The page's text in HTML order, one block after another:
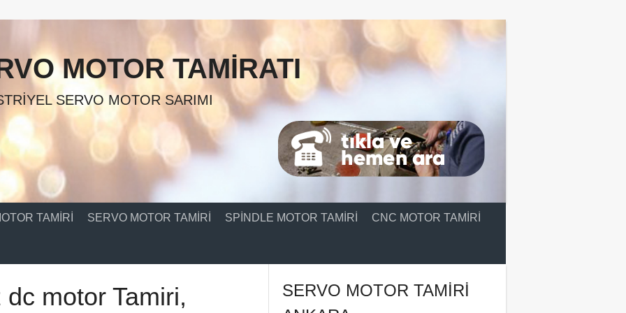
MOTOR TAMIRATI
SERVO MOTOR SARIMI
TAMIRI SERVO MOTOR TAMIRI SPINDLE MOTOR TAMIRI CNC MOTOR TAMIRI
dc motor Tamiri,
SERVO MOTOR TAMIRI